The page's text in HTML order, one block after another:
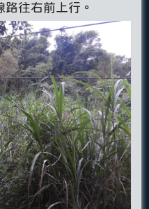
往右前上行。